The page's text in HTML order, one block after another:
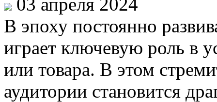
В эпоху постоянно
играет ключевую роль в
или товара. В этом
аудитории становится